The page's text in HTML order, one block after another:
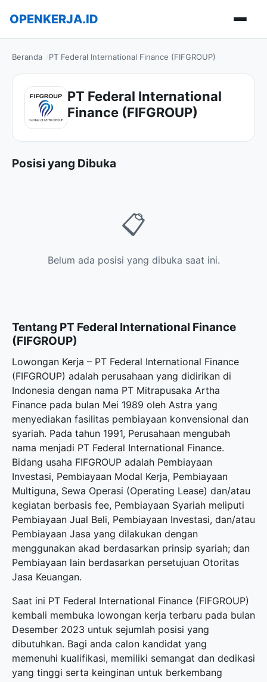
OPENKERJA.ID
Beranda PT Federal International Finance (FIFGROUP)
PT Federal International
Finance (FIFGROUP)
Posisi yang Dibuka
📋
Belum ada posisi yang dibuka saat ini.
Tentang PT Federal International Finance
(FIFGROUP)
Lowongan Kerja – PT Federal International Finance
(FIFGROUP) adalah perusahaan yang didirikan di
Indonesia dengan nama PT Mitrapusaka Artha
Finance pada bulan Mei 1989 oleh Astra yang
menyediakan fasilitas pembiayaan konvensional dan
syariah. Pada tahun 1991, Perusahaan mengubah
nama menjadi PT Federal International Finance.
Bidang usaha FIFGROUP adalah Pembiayaan
Investasi, Pembiayaan Modal Kerja, Pembiayaan
Multiguna, Sewa Operasi (Operating Lease) dan/atau
kegiatan berbasis fee, Pembiayaan Syariah meliputi
Pembiayaan Jual Beli, Pembiayaan Investasi, dan/atau
Pembiayaan Jasa yang dilakukan dengan
menggunakan akad berdasarkan prinsip syariah; dan
Pembiayaan lain berdasarkan persetujuan Otoritas
Jasa Keuangan.
Saat ini PT Federal International Finance (FIFGROUP)
kembali membuka lowongan kerja terbaru pada bulan
Desember 2023 untuk sejumlah posisi yang
dibutuhkan. Bagi anda calon kandidat yang
memenuhi kualifikasi, memiliki semangat dan dedikasi
yang tinggi serta keinginan untuk berkembang